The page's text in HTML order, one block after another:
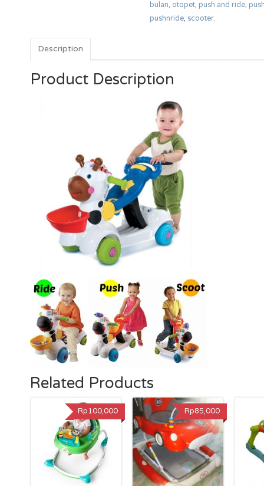
bulan, otopet, push and ride,
pushnride, scooter.
Description
Product Description
Related Products
Rp100,000 Rp85,000